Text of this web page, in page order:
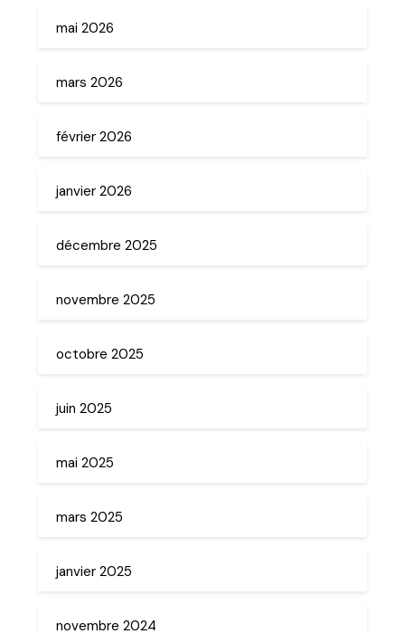
mai 2026
mars 2026
février 2026
janvier 2026
décembre 2025
novembre 2025
octobre 2025
juin 2025
mai 2025
mars 2025
janvier 2025
novembre 2024